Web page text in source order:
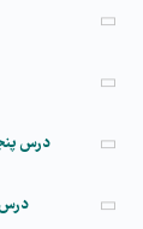
درس